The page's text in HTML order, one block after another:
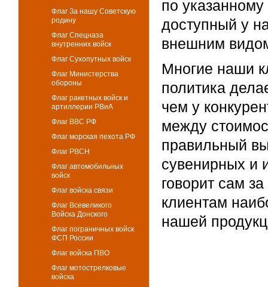
Флаг За нашу Советскую
родину
Флаг Спецназа
внутренних войск
Флаг Сухопутных войск
Флаг Министерства
обороны
Флаг ракетных войск и
артиллерии РВиА
Флаг ВВС РФ
Флаг морская пехота РФ
Флаг РВСН
Флаг автомобильных
войск
Флаг войска связи
Флаг Всевеликого
Войска Донского
Флаг пограничных войск
ФСП России
Флаг войска ПВО
Флаг мотострелковые
войска
по
доступный у
внешним
Многие наши
политика
чем у
между
правильный
сувенирных и
говорит сам
клиентам
нашей